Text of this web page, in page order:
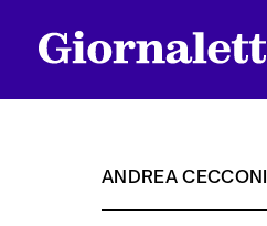
ANDREA CECCONI